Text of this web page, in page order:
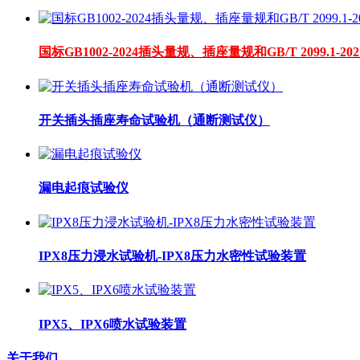
国标GB1002-2024插头量规、插座量规和GB/T 2099.1-
开关插头插座寿命试验机（通断测试仪）
漏电起痕试验仪
IPX8压力浸水试验机-IPX8压力水密性试验装置
IPX5、IPX6喷水试验装置